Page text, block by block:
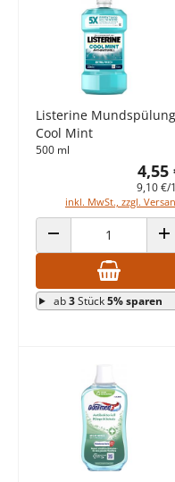
Listerine Mundspülung
Cool Mint
500 ml
4,55
9,10 €/
inkl. MwSt., zzgl.
ANZAHL VERRINGERN
ab3Stück5% sparen